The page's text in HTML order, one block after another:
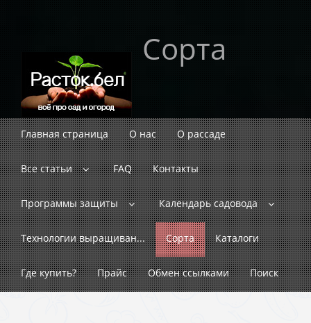
Сорта
Главная страница О нас О рассаде
Все статьи FAQ Контакты
Программы защиты Календарь садовода
Технологии выращиван... Сорта Каталоги
Где купить? Прайс Обмен ссылками Поиск